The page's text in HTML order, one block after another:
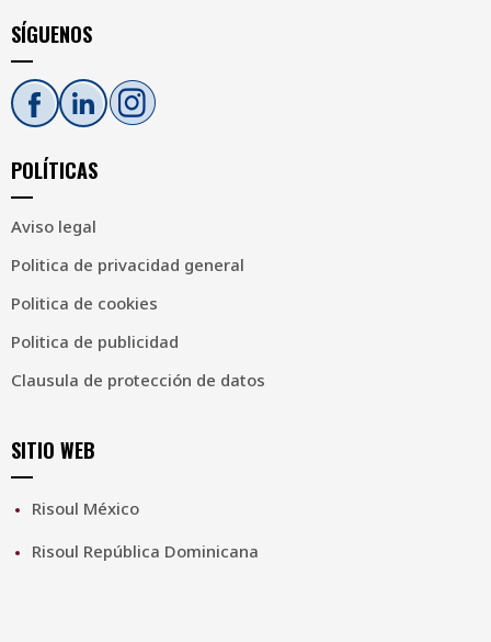
SÍGUENOS
POLÍTICAS
Aviso legal
Politica de privacidad general
Politica de cookies
Politica de publicidad
Clausula de protección de datos
SITIO WEB
Risoul México
Risoul República Dominicana